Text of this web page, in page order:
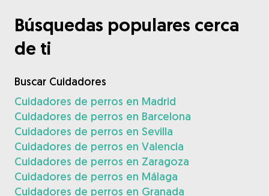
Búsquedas populares cerca
de ti
Buscar Cuidadores
Cuidadores de perros en Madrid
Cuidadores de perros en Barcelona
Cuidadores de perros en Sevilla
Cuidadores de perros en Valencia
Cuidadores de perros en Zaragoza
Cuidadores de perros en Málaga
Cuidadores de perros en Granada